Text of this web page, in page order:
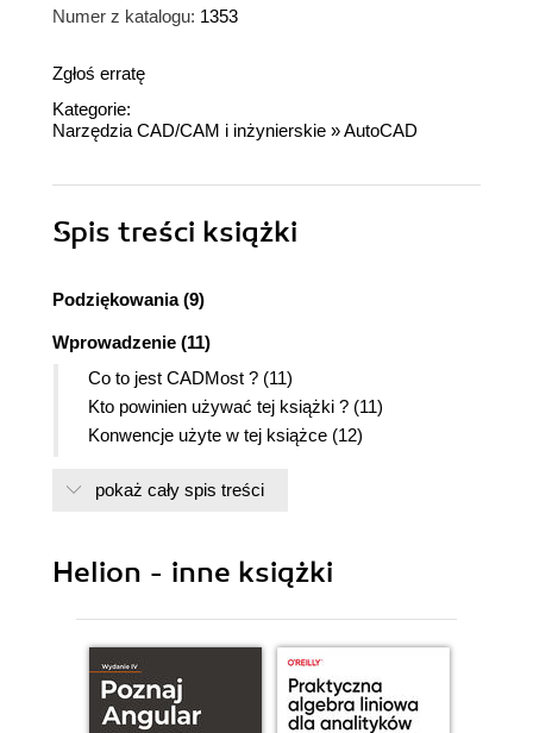
Numer z katalogu: 1353
Zgłoś erratę
Kategorie:
Narzędzia CAD/CAM i inżynierskie »AutoCAD
Spis treści książki
Podziękowania (9)
Wprowadzenie (11)
Co to jest CADMost ? (11)
Kto powinien używać tej książki ? (11)
Konwencje użyte w tej książce (12)
Rozdział 1. Uwagi wstępne (15)
Wymagania sprzętowe (16)
Instalacja i rejestracja (16)
Uruchamianie programu (17)
Ogólny opis systemu (18)
Środowisko programu - AutoCAD (18)
Krótka charakterystyka programu CADMost
pokaż cały spis treści
Helion - inne książki